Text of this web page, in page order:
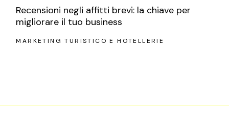
Recensioni negli affitti brevi: la chiave per
migliorare il tuo business
MARKETING TURISTICO E HOTELLERIE